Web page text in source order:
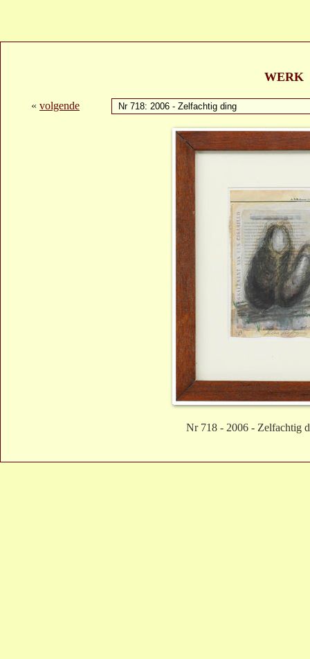
WERK
« volgende
Nr 718 - 2006 - Zelfachtig